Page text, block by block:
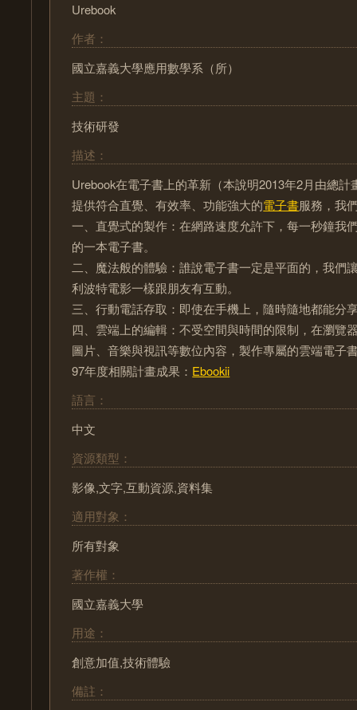
Urebook
作者：
國立嘉義大學應用數學系（所）
主題：
技術研發
描述：
Urebook在電子書上的革新（本說明2013年2月由總
提供符合直覺、有效率、功能強大的電子書服務，我
一、直覺式的製作：在網路速度允許下，每一秒鐘我
的一本電子書。
二、魔法般的體驗：誰說電子書一定是平面的，我們
利波特電影一樣跟朋友有互動。
三、行動電話存取：即使在手機上，隨時隨地都能分
四、雲端上的編輯：不受空間與時間的限制，在瀏覽
圖片、音樂與視訊等數位內容，製作專屬的雲端電子
97年度相關計畫成果： Ebookii
語言：
中文
資源類型：
影像,文字,互動資源,資料集
適用對象：
所有對象
著作權：
國立嘉義大學
用途：
創意加值,技術體驗
備註：